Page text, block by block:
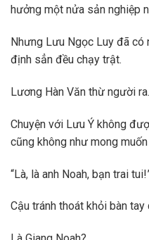
hưởng một nửa sản nghiệp
Nhưng Lưu Ngọc Luy đã
định sẳn đều chạy trật.
Lương Hàn Văn thừ người ra.
Chuyện với Lưu Ý không
cũng không như mong muốn
“Là, là anh Noah, bạn trai
Cậu tránh thoát khỏi bàn